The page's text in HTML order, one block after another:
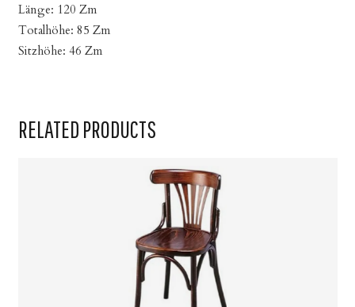
Länge: 120 Zm
Totalhöhe: 85 Zm
Sitzhöhe: 46 Zm
RELATED PRODUCTS